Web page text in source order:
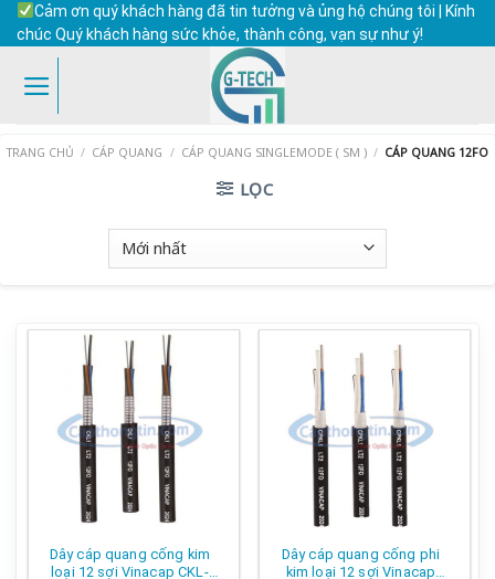
Skip
content
Cảm ơn quý khách hàng đã tin tưởng và ủng hộ chúng tôi | Kính
chúc Quý khách hàng sức khỏe, thành công, vạn sự như ý!
TRANG CHỦ / CÁP QUANG / CÁP QUANG SINGLEMODE ( SM ) / CÁP QUANG 12FO
LỌC
Dây cáp quang cống kim
loại 12 sợi Vinacap CKL-
Dây cáp quang cống phi
kim loại 12 sợi Vinacap